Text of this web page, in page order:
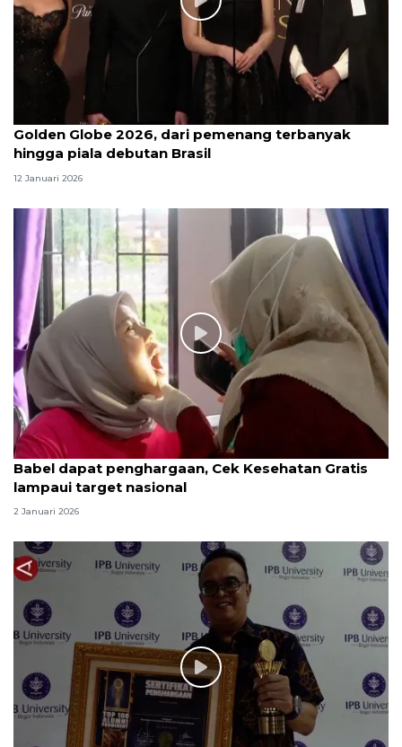
Golden Globe 2026, dari pemenang terbanyak
hingga piala debutan Brasil
12 Januari 2026
Babel dapat penghargaan, Cek Kesehatan Gratis
lampaui target nasional
2 Januari 2026